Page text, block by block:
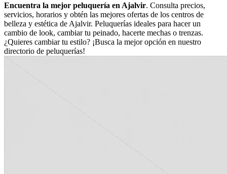
Encuentra la mejor peluquería en Ajalvir. Consulta precios,
servicios, horarios y obtén las mejores ofertas de los centros de
belleza y estética de Ajalvir. Peluquerías ideales para hacer un
cambio de look, cambiar tu peinado, hacerte mechas o trenzas.
¿Quieres cambiar tu estilo? ¡Busca la mejor opción en nuestro
directorio de peluquerías!